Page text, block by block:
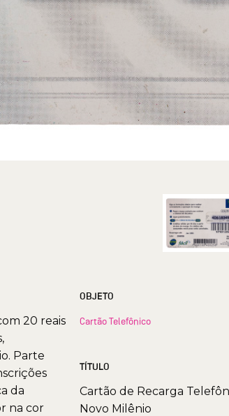
20 reais
Parte
da
na cor
OBJETO
Cartão Telefônico
TÍTULO
Cartão de Recarga
Novo Milênio